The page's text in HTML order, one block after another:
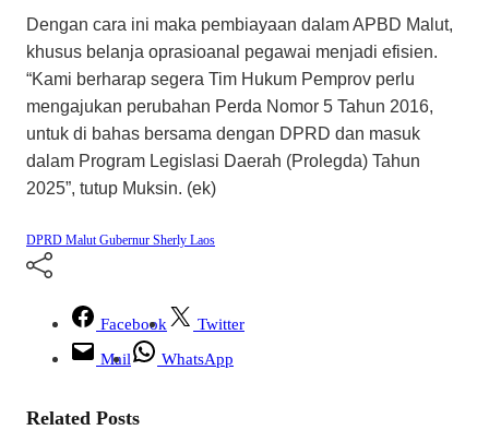
Dengan cara ini maka pembiayaan dalam APBD Malut,
khusus belanja oprasioanal pegawai menjadi efisien.
“Kami berharap segera Tim Hukum Pemprov perlu
mengajukan perubahan Perda Nomor 5 Tahun 2016,
untuk di bahas bersama dengan DPRD dan masuk
dalam Program Legislasi Daerah (Prolegda) Tahun
2025”, tutup Muksin. (ek)
DPRD Malut Gubernur Sherly Laos
Facebook
Twitter
Mail
WhatsApp
Related Posts